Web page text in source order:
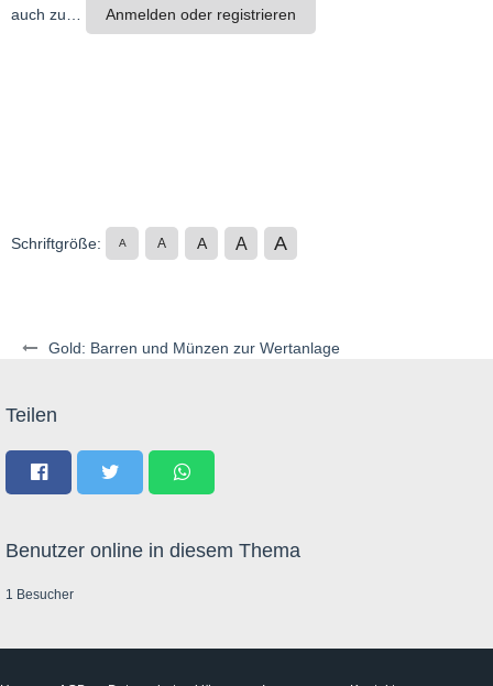
Gold: Barren und Münzen zur Wertanlage
auch zu…
Anmelden oder registrieren
Schriftgröße: A A A A A
Teilen
Benutzer online in diesem Thema
1 Besucher